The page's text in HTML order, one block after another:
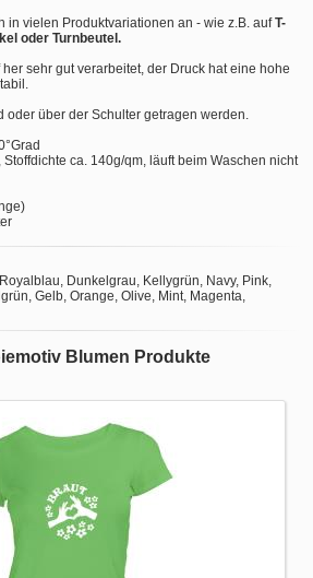
in vielen Produktvariationen an - wie z.B. aufT-
oder Turnbeutel.
her sehr gut verarbeitet, der Druck hat eine hohe
oder über der Schulter getragen werden.
ca. 140g/qm, läuft beim Waschen nicht
Dunkelgrau, Kellygrün, Navy, Pink,
Gelb, Orange, Olive, Mint, Magenta,
Blumen Produkte